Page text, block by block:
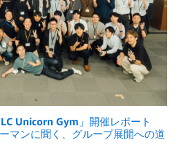
Unicorn Gym」開催レポート
マンに聞く、グループ展開への道